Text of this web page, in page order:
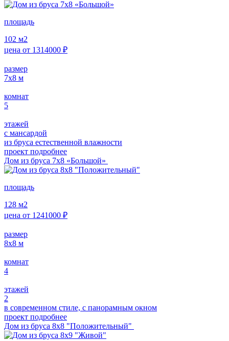
площадь
102 м2
цена от 1314000 ₽
размер
7х8 м
комнат
5
этажей
с мансардой
из бруса естественной влажности
проект подробнее
Дом из бруса 7х8 «Большой»
площадь
128 м2
цена от 1241000 ₽
размер
8х8 м
комнат
4
этажей
2
в современном стиле, с панорамным окном
проект подробнее
Дом из бруса 8х8 "Положительный"